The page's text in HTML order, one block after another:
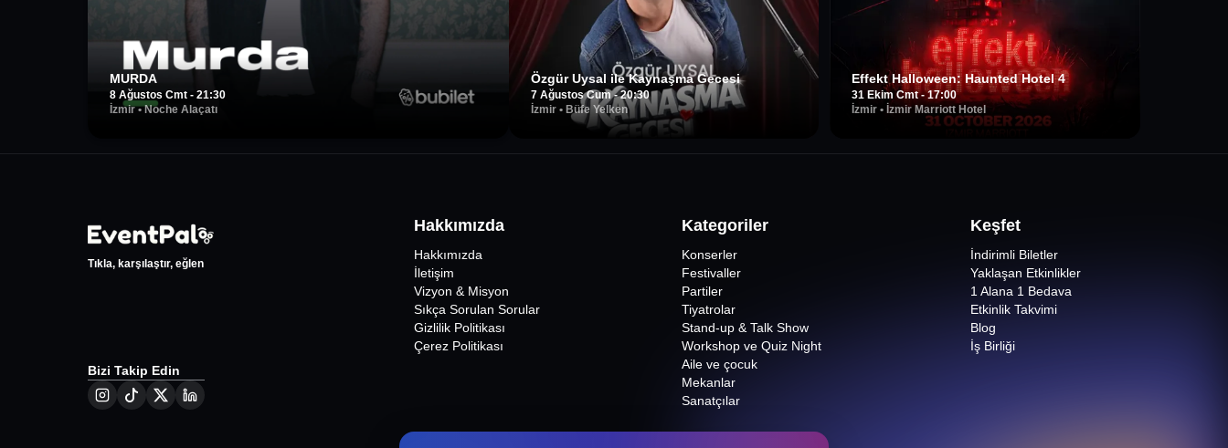
MURDA
8 Ağustos Cmt - 21:30
İzmir•Noche Alaçatı
Özgür Uysal ile Kaynaşma Gecesi
7 Ağustos Cum - 20:30
İzmir• Büfe Yelken
Effekt Halloween: Haunted Hotel 4
31 Ekim Cmt - 17:00
İzmir •İzmir Marriott Hotel
Tıkla, karşılaştır, eğlen
Bizi Takip Edin
Hakkımızda
Hakkımızda
İletişim
Vizyon & Misyon
Sıkça Sorulan Sorular
Gizlilik Politikası
Çerez Politikası
Kategoriler
Konserler
Festivaller
Partiler
Tiyatrolar
Stand-up & Talk Show
Workshop ve Quiz Night
Aile ve çocuk
Mekanlar
Sanatçılar
Keşfet
İndirimli Biletler
Yaklaşan Etkinlikler
1 Alana 1 Bedava
Etkinlik Takvimi
Blog
İş Birliği